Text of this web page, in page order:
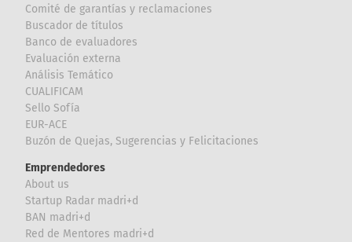
Comité de garantías y reclamaciones
Buscador de títulos
Banco de evaluadores
Evaluación externa
Análisis Temático
CUALIFICAM
Sello Sofía
EUR-ACE
Buzón de Quejas, Sugerencias y Felicitaciones
Emprendedores
About us
Startup Radar madri+d
BAN madri+d
Red de Mentores madri+d